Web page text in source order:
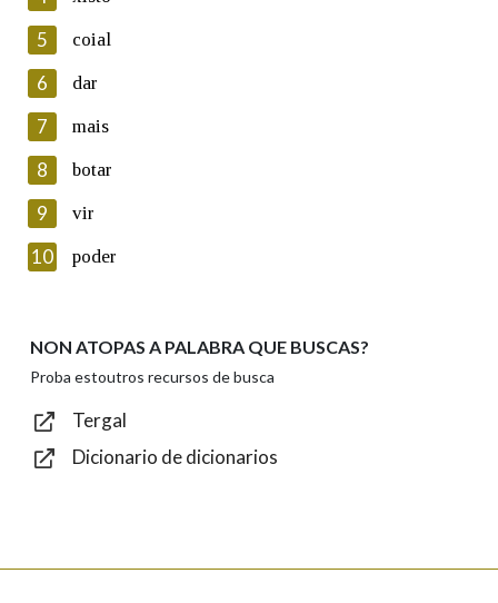
Lin e acepto as condicións da política de
Introduce o código que aparece na imaxe:
Texto de verificación
Enviar
5 coial
6 dar
7 mais
8 botar
9 vir
10 poder
NON ATOPAS A PALABRA QUE BUSCAS?
Proba estoutros recursos de busca
Tergal
Dicionario de dicionarios